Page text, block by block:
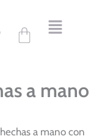
Carrito
a mano
a mano con